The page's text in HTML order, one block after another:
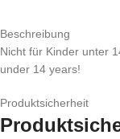
Beschreibung
Nicht für Kinder unter
under 14 years!
Produktsicherheit